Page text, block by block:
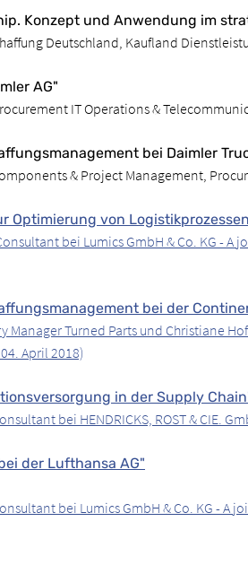
Konzept und Anwendung im
Deutschland, Kaufland
AG"
IT Operations &
bei Daimler
& Project Management,
Optimierung von
bei Lumics GmbH & Co. KG -
bei der
Manager Turned Parts und Christiane
April 2018)
in der Supply
bei HENDRICKS, ROST & CIE.
der Lufthansa AG"
bei Lumics GmbH & Co. KG -